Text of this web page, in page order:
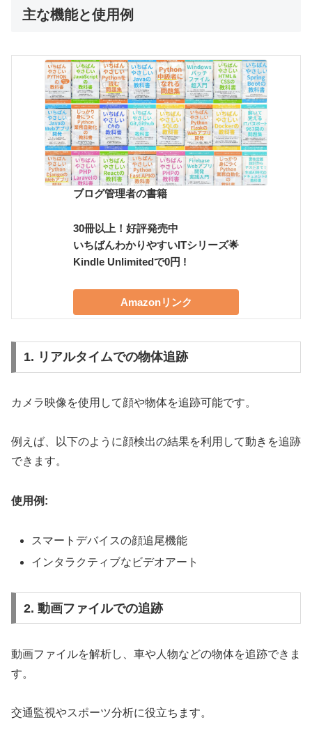
主な機能と使用例
ブログ管理者の書籍
30冊以上！好評発売中
いちばんわかりやすいITシリーズ🌟
Kindle Unlimitedで0円 !
Amazonリンク
1. リアルタイムでの物体追跡
カメラ映像を使用して顔や物体を追跡可能です。
例えば、以下のように顔検出の結果を利用して動きを追跡
できます。
使用例:
スマートデバイスの顔追尾機能
インタラクティブなビデオアート
2. 動画ファイルでの追跡
動画ファイルを解析し、車や人物などの物体を追跡できま
す。
交通監視やスポーツ分析に役立ちます。